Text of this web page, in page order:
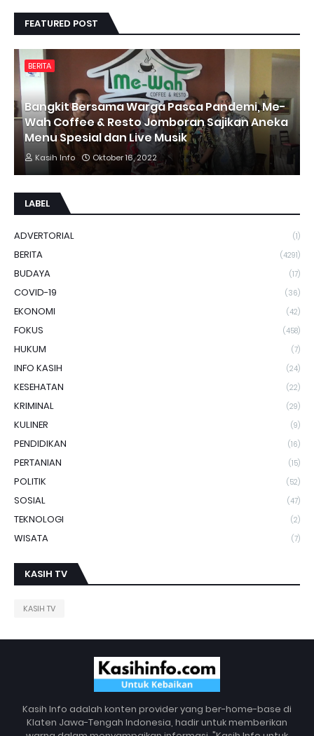
FEATURED POST
BERITA
Bangkit Bersama Warga Pasca Pandemi, Me-
Wah Coffee & Resto Jomboran Sajikan Aneka
Menu Spesial dan Live Musik
Kasih Info Oktober 16, 2022
LABEL
ADVERTORIAL (1)
BERITA (4291)
BUDAYA (17)
COVID-19 (36)
EKONOMI (42)
FOKUS (458)
HUKUM (7)
INFO KASIH (24)
KESEHATAN (22)
KRIMINAL (29)
KULINER (9)
PENDIDIKAN (16)
PERTANIAN (15)
POLITIK (52)
SOSIAL (47)
TEKNOLOGI (2)
WISATA (7)
KASIH TV
KASIH TV
Kasih Info adalah konten provider yang ber-home-base di
Klaten Jawa-Tengah Indonesia, hadir untuk memberikan